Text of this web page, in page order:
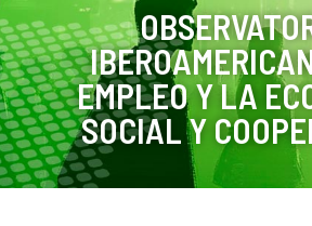
EMPLEO Y LA
SOCIAL Y